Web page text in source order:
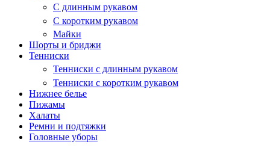
С длинным рукавом
С коротким рукавом
Майки
Шорты и бриджи
Тенниски
Тенниски с длинным рукавом
Тенниски с коротким рукавом
Нижнее белье
Пижамы
Халаты
Ремни и подтяжки
Головные уборы